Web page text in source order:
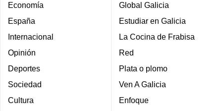
Economía
España
Internacional
Opinión
Deportes
Sociedad
Cultura
Global Galicia
Estudiar en Galicia
La Cocina de Frabisa
Red
Plata o plomo
Ven A Galicia
Enfoque